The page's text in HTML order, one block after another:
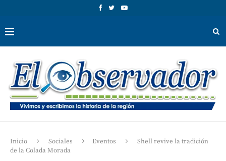
Inicio Sociales Eventos
Shell revive la tradición
de la Colada Morada